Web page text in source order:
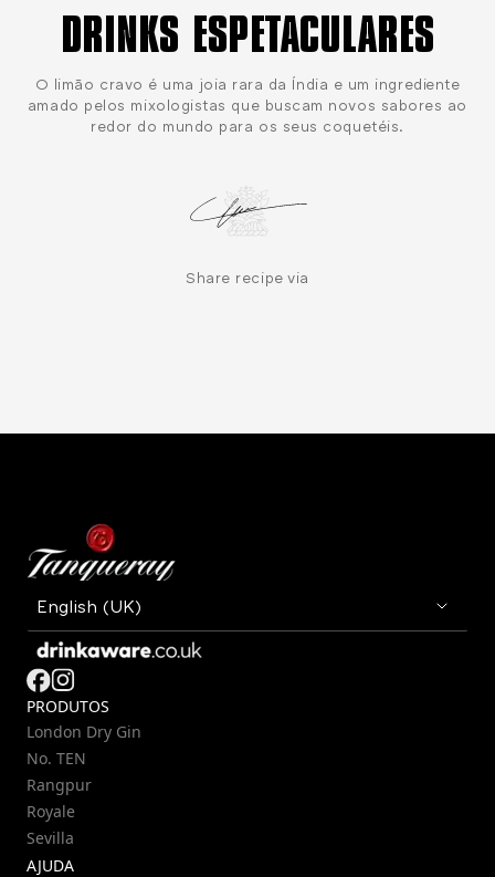
DRINKS ESPETACULARES
O limão cravo é uma joia rara da Índia e um ingrediente
amado pelos mixologistas que buscam novos sabores ao
redor do mundo para os seus coquetéis.
Share recipe via
PRODUTOS
London Dry Gin
No. TEN
Rangpur
Royale
Sevilla
AJUDA